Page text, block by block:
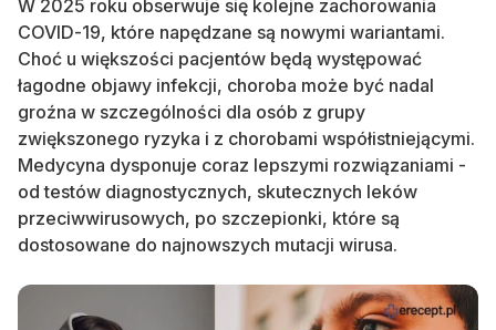
W 2025 roku obserwuje się kolejne zachorowania
COVID-19, które napędzane są nowymi wariantami.
Choć u większości pacjentów będą występować
łagodne objawy infekcji, choroba może być nadal
groźna w szczególności dla osób z grupy
zwiększonego ryzyka i z chorobami współistniejącymi.
Medycyna dysponuje coraz lepszymi rozwiązaniami -
od testów diagnostycznych, skutecznych leków
przeciwwirusowych, po szczepionki, które są
dostosowane do najnowszych mutacji wirusa.